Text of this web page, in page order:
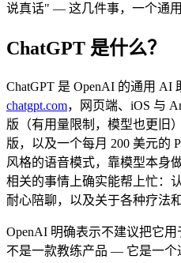
说真话" — 这几件事，一个通用
ChatGPT 是什么？
ChatGPT 是 OpenAI 的通用 AI
chatgpt.com，网页端、iOS 与
版（有用量限制，模型也更旧
版，以及一个每月 200 美元的
风格的语音模式，靠模型本身
相关的事情上确实能帮上忙：
耐心陪聊，以及关于各种疗法
OpenAI 明确表示不建议把它
不是一款教练产品 — 它是一个